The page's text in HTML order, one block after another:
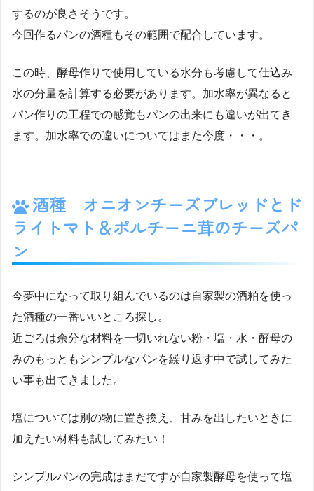
するのが良さそうです。
今回作るパンの酒種もその範囲で配合しています。
この時、酵母作りで使用している水分も考慮して仕込み
水の分量を計算する必要があります。加水率が異なると
パン作りの工程での感覚もパンの出来にも違いが出てき
ます。加水率での違いについてはまた今度・・・。
酒種 オニオンチーズブレッドとド
ライトマト＆ポルチーニ茸のチーズパ
ン
今夢中になって取り組んでいるのは自家製の酒粕を使っ
た酒種の一番いいところ探し。
近ごろは余分な材料を一切いれない粉・塩・水・酵母の
みのもっともシンプルなパンを繰り返す中で試してみた
い事も出てきました。
塩については別の物に置き換え、甘みを出したいときに
加えたい材料も試してみたい！
シンプルパンの完成はまだですが自家製酵母を使って塩